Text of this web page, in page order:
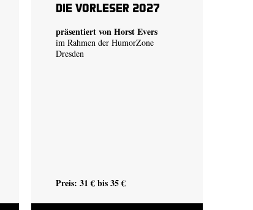
Die Vorleser 2027
präsentiert von Horst Evers
im Rahmen der HumorZone
Dresden
Preis: 31 € bis 35 €